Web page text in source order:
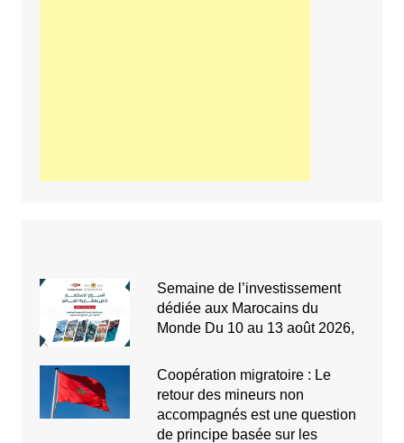
Semaine de l’investissement
dédiée aux Marocains du
Monde Du 10 au 13 août 2026,
Coopération migratoire : Le
retour des mineurs non
accompagnés est une question
de principe basée sur les